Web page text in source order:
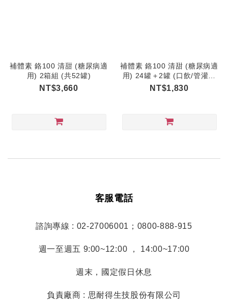
補體素 鉻100 清甜 (糖尿病適
用) 2箱組 (共52罐)
NT$3,660
補體素 鉻100 清甜 (糖尿病適
用) 24罐＋2罐 (口飲/管灌適
用)
NT$1,830
客服電話
諮詢專線 : 02-27006001；0800-888-915
週一至週五 9:00~12:00 ， 14:00~17:00
週末，國定假日休息
負責廠商 : 思耐得生技股份有限公司